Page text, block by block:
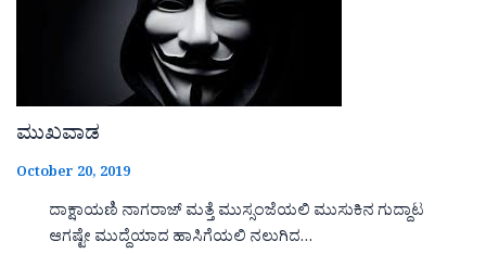
ಮುಖವಾಡ
October 20, 2019
ದಾಕ್ಷಾಯಣಿ ನಾಗರಾಜ್ ಮತ್ತೆ ಮುಸ್ಸಂಜೆಯಲಿ ಮುಸುಕಿನ ಗುದ್ದಾಟ
ಆಗಷ್ಟೇ ಮುದ್ದೆಯಾದ ಹಾಸಿಗೆಯಲಿ ನಲುಗಿದ…